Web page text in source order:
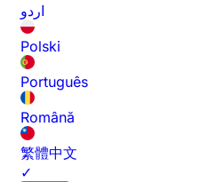
اردو
Polski
Português
Română
繁體中文
✓